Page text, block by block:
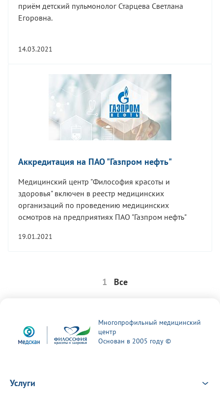
приём детский пульмонолог Старцева Светлана
Егоровна.
14.03.2021
Аккредитация на ПАО "Газпром нефть"
Медицинский центр "Философия красоты и
здоровья" включен в реестр медицинских
организаций по проведению медицинских
осмотров на предприятиях ПАО "Газпром нефть"
19.01.2021
1 Все
Многопрофильный медицинский
центр
Основан в 2005 году ©
Услуги